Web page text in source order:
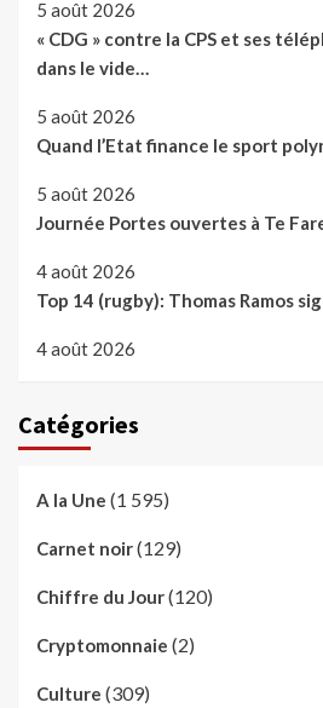
5 août 2026
« CDG » contre la CPS et ses
dans le vide…
5 août 2026
Quand l’Etat finance le sport
5 août 2026
Journée Portes ouvertes à Te
4 août 2026
Top 14 (rugby): Thomas Ramos
4 août 2026
Catégories
A la Une (1 595)
Carnet noir(129)
Chiffre du Jour(120)
Cryptomonnaie (2)
Culture (309)